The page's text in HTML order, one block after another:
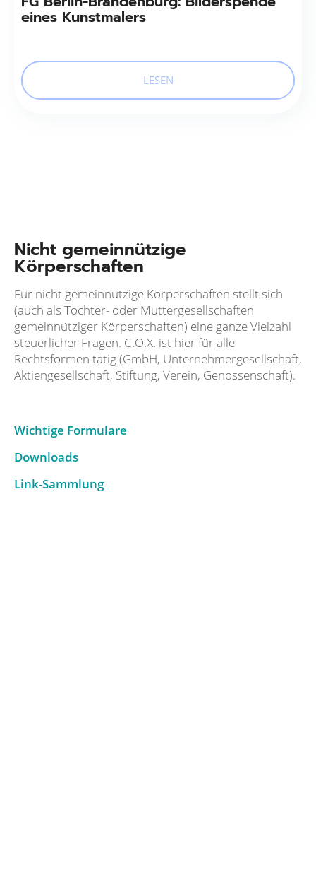
eines Kunstmalers
LESEN
Nicht gemeinnützige
Körperschaften
Für nicht gemeinnützige Körperschaften stellt sich
(auch als Tochter- oder Muttergesellschaften
gemeinnütziger Körperschaften) eine ganze Vielzahl
steuerlicher Fragen. C.O.X. ist hier für alle
Rechtsformen tätig (GmbH, Unternehmergesellschaft,
Aktiengesellschaft, Stiftung, Verein, Genossenschaft).
Wichtige Formulare
Downloads
Link-Sammlung